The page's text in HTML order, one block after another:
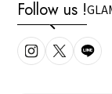
Follow us !